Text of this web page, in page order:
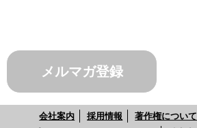
メルマガ登録
会社案内 採用情報 著作権について